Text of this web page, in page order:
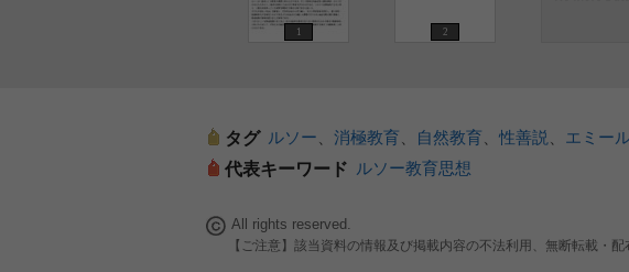
1 2
タグ ルソー 消極教育 自然教育 性善説 エミー
代表キーワード ルソー教育思想
All rights reserved.
【ご注意】該当資料の情報及び掲載内容の不法利用、無断転載・配